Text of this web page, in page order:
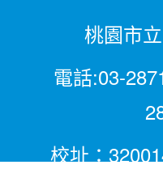
桃園市
電話:03-
校址：